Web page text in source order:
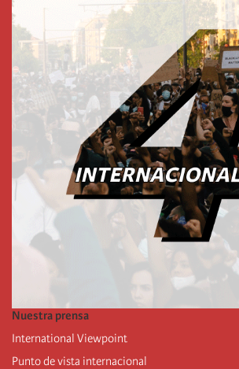
Nuestra prensa
International Viewpoint
Punto de vista internacional